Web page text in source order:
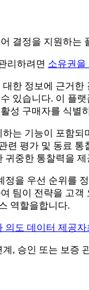
결정을 지원하
리하려면 소유권을
한 정보에 근거
있습니다. 이 플
성 구매자를 식
는 기능이 포함
련 평가 및 동료
귀중한 통찰력을
정을 우선 순위를
팀이 전략을 고
역할을합니다.
의도 데이터 제공자
계, 승인 또는 보